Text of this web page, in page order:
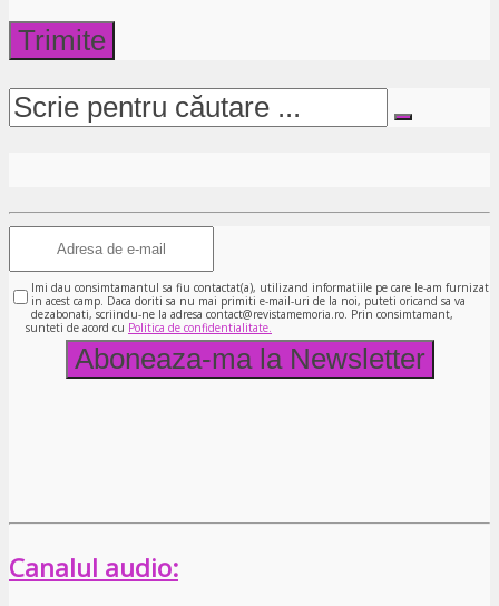
Imi dau consimtamantul sa fiu contactat(a), utilizand informatiile pe care le-am furnizat
in acest camp. Daca doriti sa nu mai primiti e-mail-uri de la noi, puteti oricand sa va
dezabonati, scriindu-ne la adresa contact@revistamemoria.ro. Prin consimtamant,
sunteti de acord cu Politica de confidentialitate.
Canalul audio: